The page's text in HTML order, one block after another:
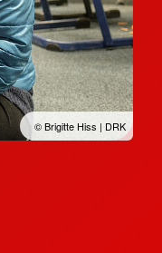
© Brigitte Hiss | DRK